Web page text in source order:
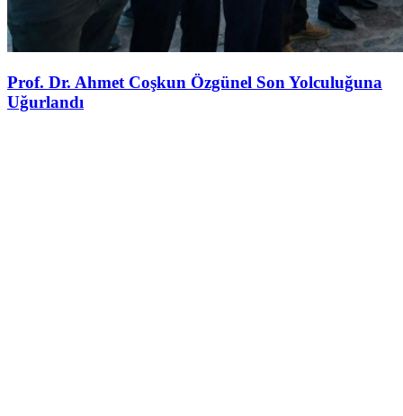
Prof. Dr. Ahmet Coşkun Özgünel Son Yolculuğuna
Uğurlandı